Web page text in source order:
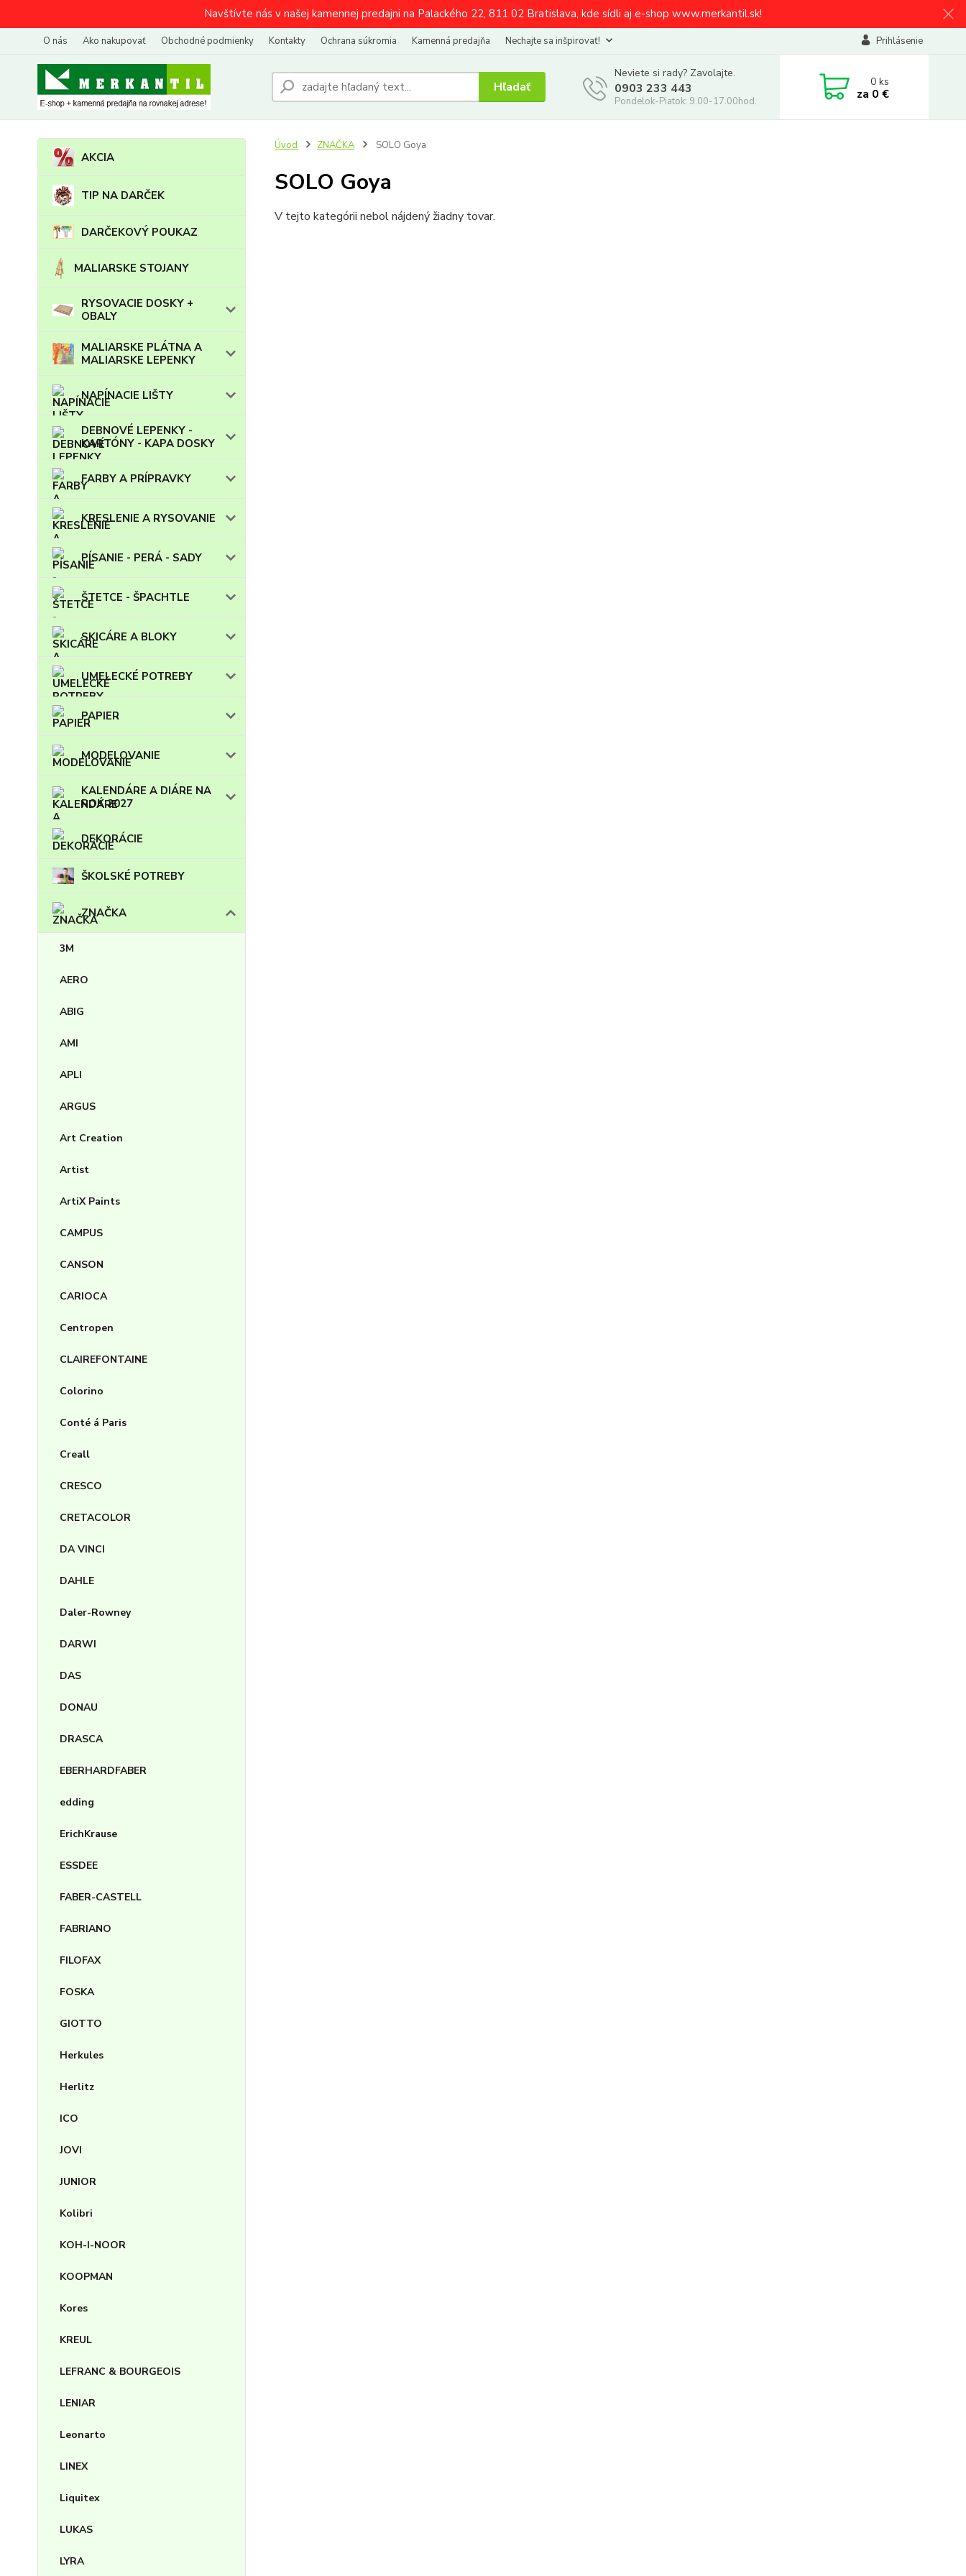
Navštívte nás v našej kamennej predajni na Palackého 22, 811 02 Bratislava, kde sídli aj e-shop www.merkantil.sk!
O nás Ako nakupovať Obchodné podmienky Kontakty Ochrana súkromia Kamenná predajňa Nechajte sa inšpirovať! Prihlásenie
Hľadať
Neviete si rady? Zavolajte.
0903 233 443
Pondelok-Piatok: 9.00-17.00hod.
0ks
za 0 €
AKCIA
TIP NA DARČEK
DARČEKOVÝ POUKAZ
MALIARSKE STOJANY
RYSOVACIE DOSKY +
OBALY
MALIARSKE PLÁTNA A
MALIARSKE LEPENKY
NAPÍNACIE LIŠTY
DEBNOVÉ LEPENKY -
KARTÓNY - KAPA DOSKY
FARBY A PRÍPRAVKY
KRESLENIE A RYSOVANIE
PÍSANIE - PERÁ - SADY
ŠTETCE - ŠPACHTLE
SKICÁRE A BLOKY
UMELECKÉ POTREBY
PAPIER
MODELOVANIE
KALENDÁRE A DIÁRE NA
ROK 2027
DEKORÁCIE
ŠKOLSKÉ POTREBY
ZNAČKA
3M
AERO
ABIG
AMI
APLI
ARGUS
Art Creation
Artist
ArtiX Paints
CAMPUS
CANSON
CARIOCA
Centropen
CLAIREFONTAINE
Colorino
Conté á Paris
Creall
CRESCO
CRETACOLOR
DA VINCI
DAHLE
Daler-Rowney
DARWI
DAS
DONAU
DRASCA
EBERHARDFABER
edding
ErichKrause
ESSDEE
FABER-CASTELL
FABRIANO
FILOFAX
FOSKA
GIOTTO
Herkules
Herlitz
ICO
JOVI
JUNIOR
Kolibri
KOH-I-NOOR
KOOPMAN
Kores
KREUL
LEFRANC & BOURGEOIS
LENIAR
Leonarto
LINEX
Liquitex
LUKAS
LYRA
Úvod ZNAČKA SOLO Goya
SOLO Goya
V tejto kategórii nebol nájdený žiadny tovar.